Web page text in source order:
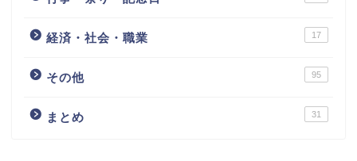
経済・社会・職業 17
その他 95
まとめ 31